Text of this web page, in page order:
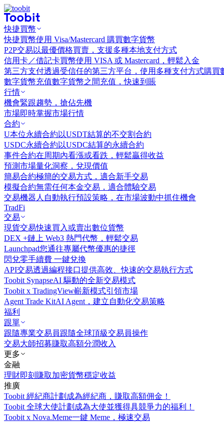
快捷買幣
快捷買幣使用 Visa/Mastercard 購買數字貨幣
P2P交易 以最優價格買賣，支援多種本地支付方式
信用卡／借記卡買幣使用 VISA 或 Mastercard，輕鬆入金
第三方支付透過受信任的第三方平台，使用多種支付方式購買
數字貨幣充值數字貨幣之間充值，快速到賬
行情
機會緊跟趨勢，搶佔先機
市場即時掌握市場行情
合約
U本位永續合約 以USDT結算的不交割合約
USDC永續合約 以USDC結算的永續合約
事件合約在周期內看漲或看跌，輕鬆贏得收益
預測市場量化洞察，兌現價值
簡易合約極簡的交易方式，適合新手交易
模擬合約無需任何本金交易，適合體驗交易
交易機器人 自動執行預設策略，在市場波動中抓住機會
TradFi
交易
現貨交易快速買入或賣出數位貨幣
DEX +鏈上 Web3 熱門代幣，輕鬆交易
Launchpad您通往專屬代幣優惠的捷徑
閃兌零手續費 一鍵兌換
API交易透過編程接口提供高效、快速的交易執行方式
Toobit SynapseAI 驅動的全新交易模式
Toobit x TradingView嶄新模式引領市場
Agent Trade KitAI Agent，建立自動化交易策略
福利
跟單
跟隨專業交易員跟隨全球頂級交易員操作
交易大師招募賺取高額分潤收入
更多
金融
理財即刻賺取加密貨幣穩定收益
推廣
Toobit 經紀商計劃 成為經紀商，賺取高額佣金！
Toobit 全球大使計劃 成為大使並獲得具競爭力的福利！
Toobit x Nova.Meme一鍵 Meme，極速交易